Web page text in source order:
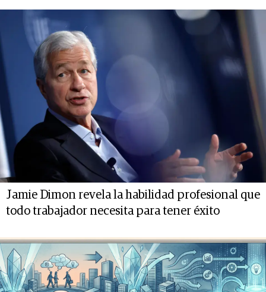
Jamie Dimon revela la habilidad profesional que
todo trabajador necesita para tener éxito